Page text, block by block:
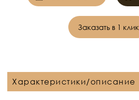
Заказать в 1 клик
Характеристики/описание